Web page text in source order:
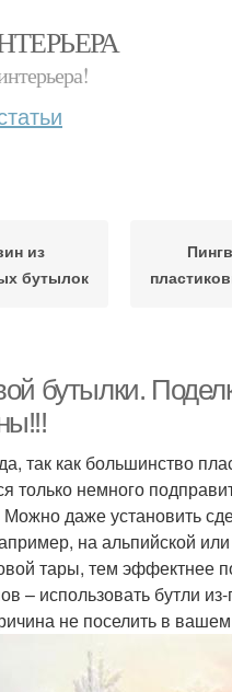
из
бутылок
бутылки.
так как большинство
немного
даже установить
на альпийской
тары, тем эффектнее
– использовать бутли
не поселить в